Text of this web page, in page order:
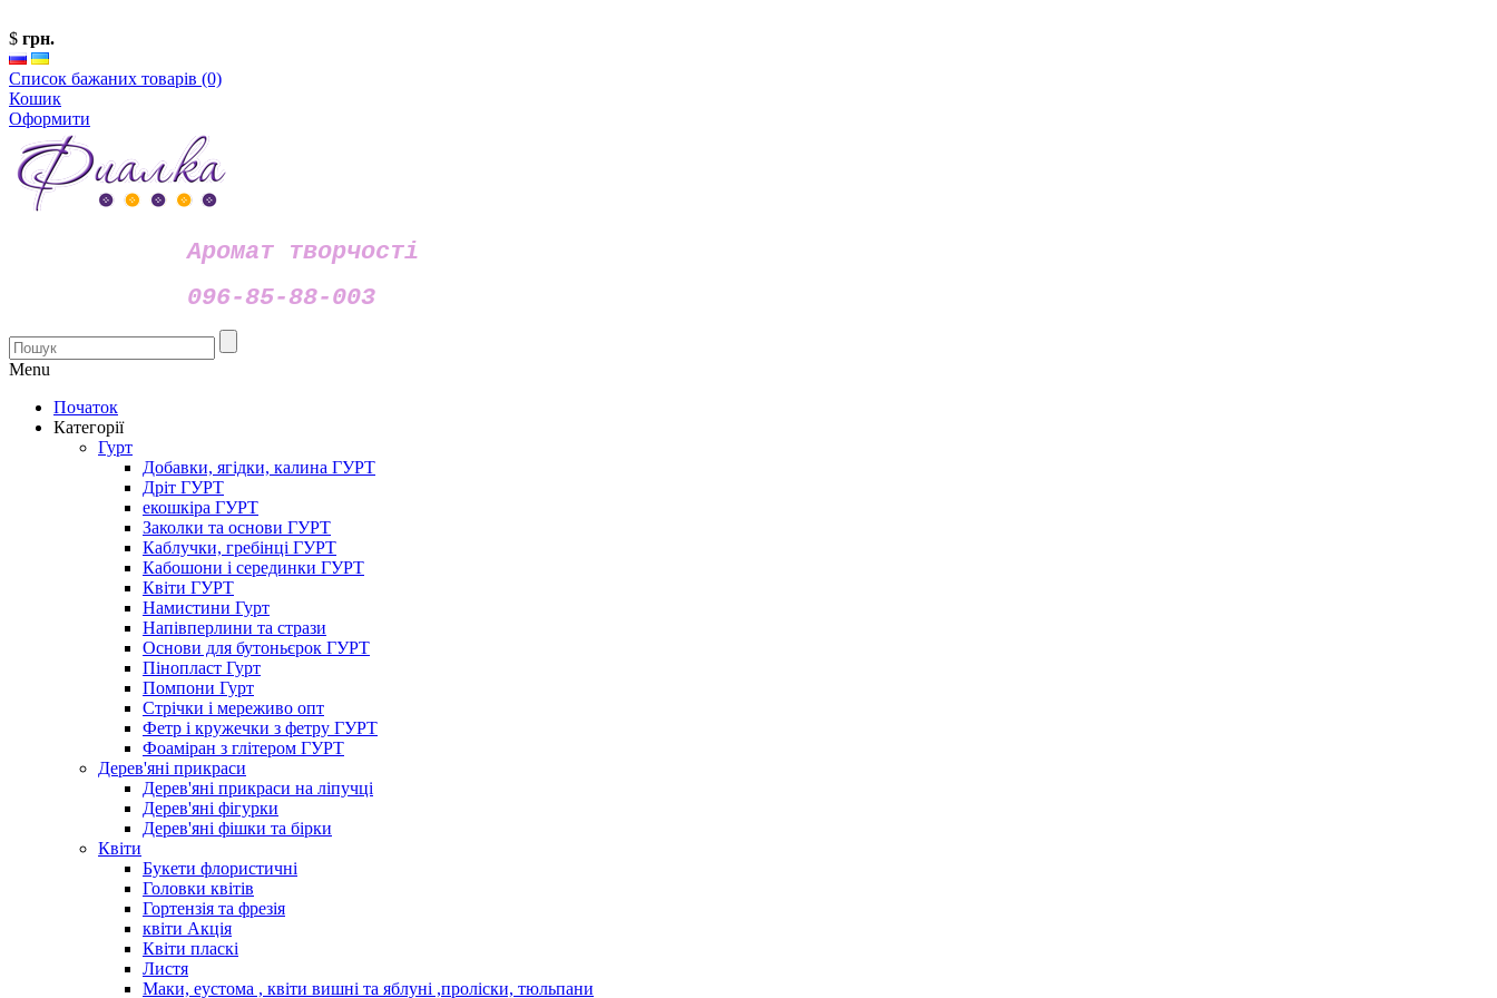
$ грн.
Список бажаних товарів (0)
Кошик
Оформити
Аромат творчості
096-85-88-003
Menu
Початок
Категорії
Гурт
Добавки, ягідки, калина ГУРТ
Дріт ГУРТ
екошкіра ГУРТ
Заколки та основи ГУРТ
Каблучки, гребінці ГУРТ
Кабошони і серединки ГУРТ
Квіти ГУРТ
Намистини Гурт
Напівперлини та стрази
Основи для бутоньєрок ГУРТ
Пінопласт Гурт
Помпони Гурт
Стрічки і мереживо опт
Фетр і кружечки з фетру ГУРТ
Фоаміран з глітером ГУРТ
Дерев'яні прикраси
Дерев'яні прикраси на ліпучці
Дерев'яні фігурки
Дерев'яні фішки та бірки
Квіти
Букети флористичні
Головки квітів
Гортензія та фрезія
квіти Акція
Квіти пласкі
Листя
Маки, еустома , квіти вишні та яблуні ,проліски, тюльпани